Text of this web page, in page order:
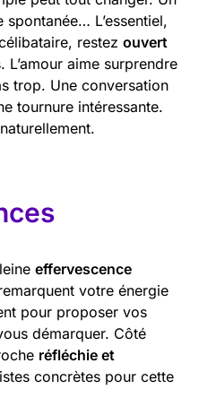
L’essentiel,
restez ouvert
L’amour aime surprendre
trop. Une conversation
tournure intéressante.
effervescence
votre énergie
pour proposer vos
démarquer. Côté
réfléchie et
concrètes pour cette